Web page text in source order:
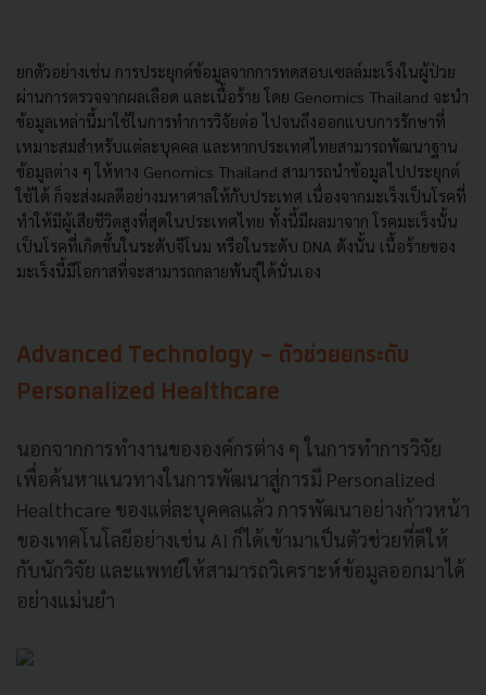
ยกตัวอย่างเช่น การประยุกต์ข้อมูลจากการทดสอบเซลล์มะเร็งในผู้ป่วย
ผ่านการตรวจจากผลเลือด และเนื้อร้าย โดย Genomics Thailand จะนำ
ข้อมูลเหล่านี้มาใช้ในการทำการวิจัยต่อ ไปจนถึงออกแบบการรักษาที่
เหมาะสมสำหรับแต่ละบุคคล และหากประเทศไทยสามารถพัฒนาฐาน
ข้อมูลต่าง ๆ ให้ทาง Genomics Thailand สามารถนำข้อมูลไปประยุกต์
ใช้ได้ ก็จะส่งผลดีอย่างมหาศาลให้กับประเทศ เนื่องจากมะเร็งเป็นโรคที่
ทำให้มีผู้เสียชีวิตสูงที่สุดในประเทศไทย ทั้งนี้มีผลมาจาก โรคมะเร็งนั้น
เป็นโรคที่เกิดขึ้นในระดับจีโนม หรือในระดับ DNA ดังนั้น เนื้อร้ายของ
มะเร็งนี้มีโอกาสที่จะสามารถกลายพันธุ์ได้นั่นเอง
Advanced Technology - ตัวช่วยยกระดับ
Personalized Healthcare
นอกจากการทำงานขององค์กรต่าง ๆ ในการทำการวิจัย
เพื่อค้นหาแนวทางในการพัฒนาสู่การมี Personalized
Healthcare ของแต่ละบุคคลแล้ว การพัฒนาอย่างก้าวหน้า
ของเทคโนโลยีอย่างเช่น AI ก็ได้เข้ามาเป็นตัวช่วยที่ดีให้
กับนักวิจัย และแพทย์ให้สามารถวิเคราะห์ข้อมูลออกมาได้
อย่างแม่นยำ